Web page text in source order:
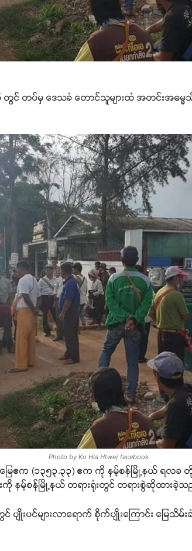
င် တပ်မှ ဒေသခံ တောင်သူများထံ အတင်းအဓမ္မသိ
Photo by Ko Hla Htwe/ facebook
ေဧက (၁၃၅၃.၃၃) ဧက ကို နမ့်စန်မြို့နယ် ရလခ
းကို နမ့်စန်မြို့နယ် တရားရုံးတွင် တရားစွဲဆိုထားခဲ့သ
ျိုးပင်များလာရောက် စိုက်ပျိုးကြောင်း မြေသိ